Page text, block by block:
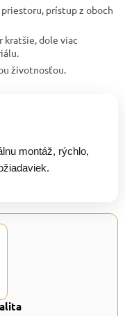
priestoru, prístup z oboch
kratšie, dole viac
životnosťou.
montáž, rýchlo,